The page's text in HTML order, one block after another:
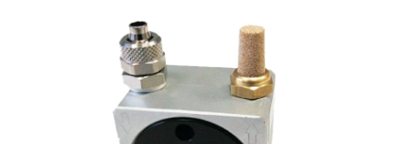
Пневмооборудование
Телескопические загрузчики
Промышленные вибраторы